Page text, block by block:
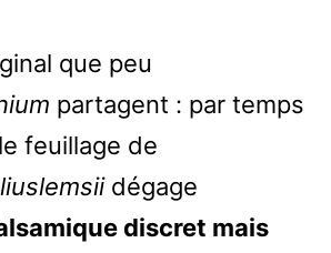
que peu
partagent : par temps
feuillage de
dégage
discret mais